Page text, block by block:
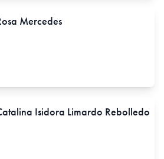
Mercedes
Isidora Limardo Rebolledo